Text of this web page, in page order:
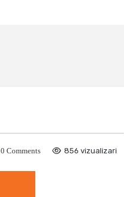
0 Comments 856 vizualizari